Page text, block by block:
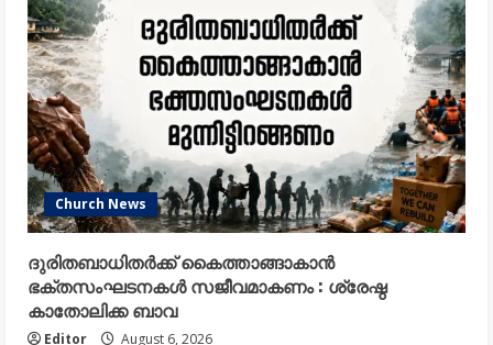
Church News
ദുരിതബാധിതർക്ക് കൈത്താങ്ങാകാൻ
ഭക്തസംഘടനകൾ സജീവമാകണം : ശ്രേഷ്ഠ
കാതോലിക്ക ബാവ
Editor August 6, 2026